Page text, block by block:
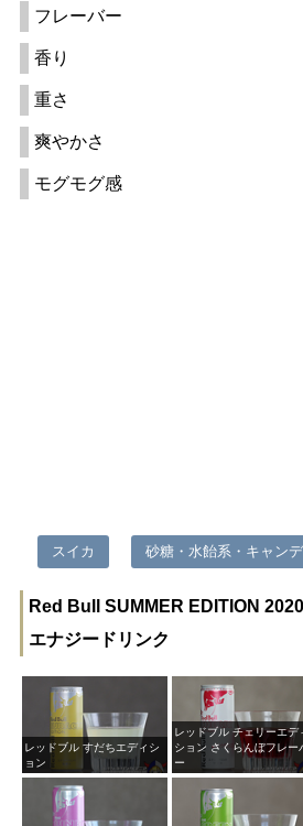
フレーバー
香り
重さ
爽やかさ
モグモグ感
スイカ 砂糖・水飴系・キャン
Red Bull SUMMER EDITION
エナジードリンク
レッドブル すだちエディシ
ョン
レッドブル チェリーエデ
ション さくらんぼフレー
ー